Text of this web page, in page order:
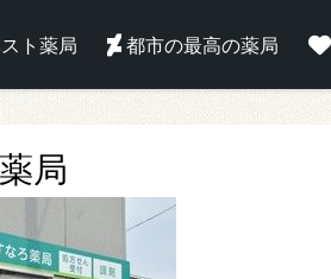
ト薬局 都市の最高の薬局
局